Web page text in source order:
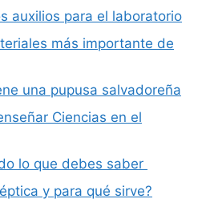
auxilios para el laboratorio
más importante de
una pupusa salvadoreña
Ciencias en el
lo que debes saber
y para qué sirve?